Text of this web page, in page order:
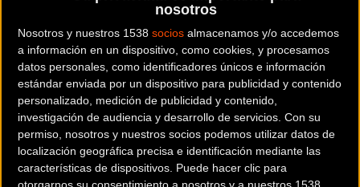
nosotros
Nosotros y nuestros 1538 socios almacenamos y/o accedemos
a información en un dispositivo, como cookies, y procesamos
datos personales, como identificadores únicos e información
estándar enviada por un dispositivo para publicidad y contenido
personalizado, medición de publicidad y contenido,
investigación de audiencia y desarrollo de servicios. Con su
permiso, nosotros y nuestros socios podemos utilizar datos de
localización geográfica precisa e identificación mediante las
características de dispositivos. Puede hacer clic para
Faltan cuatro meses para que tenga lugar la IV
edición de la ‘Gran Fondo BIBE Transbizkaia’. El
Santuario aguarda a los ciclistas el domingo 2 de
junio, y las inscripciones marchan a un gran ritmo
acercándose ya a los mil participantes. El pelotón
de esta aventura está en continu crecimiento, y ha
evolucionado de 400 participantes, a 800 y a 1.200
en sus tres ediciones anteriores. Esta atractiva
prueba cicloturista, junto a su Media Fondo, tiene
como fecha para inscribirse hasta el 26 de mayo -el